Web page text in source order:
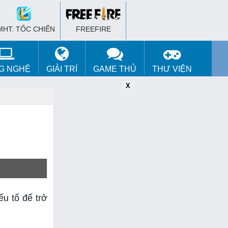
TỐC CHIẾN FREEFIRE
NGHỆ GIẢI TRÍ GAME THỦ THƯ VIỆN
X
tố để trở